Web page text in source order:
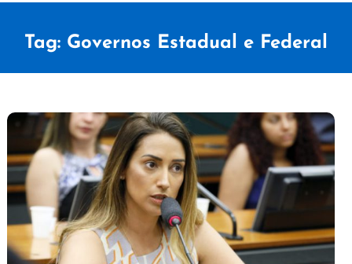
Tag: Governos Estadual e Federal